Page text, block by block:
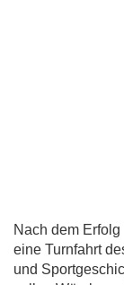
Nach dem
eine Turnfahrt
und